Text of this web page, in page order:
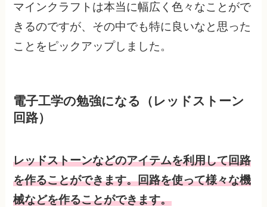
マインクラフトは本当に幅広く色々なことがで
きるのですが、その中でも特に良いなと思った
ことをピックアップしました。
電子工学の勉強になる（レッドストーン
回路）
レッドストーンなどのアイテムを利用して回路
を作ることができます。回路を使って様々な機
械などを作ることができます。